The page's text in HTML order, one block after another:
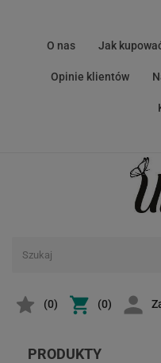
O nas Jak
Opinie klientów
(0) (0)
PRODUKTY